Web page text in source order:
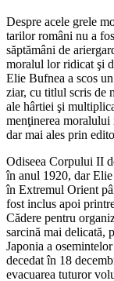
Despre acele grele
tarilor români nu a
săptămâni de
moralul lor ridicat şi
Elie Bufnea a scos
ziar, cu titlul scris de
ale hârtiei şi
menţinerea
dar mai ales prin
Odiseea Corpului II
în anul 1920, dar
în Extremul Orient
fost inclus apoi
Cădere pentru
sarcină mai delicată,
Japonia a
decedat în 18
evacuarea tuturor